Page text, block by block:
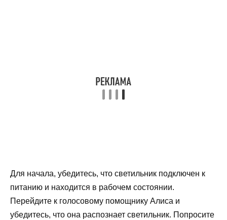
Для начала, убедитесь, что светильник подключен к
питанию и находится в рабочем состоянии.
Перейдите к голосовому помощнику Алиса и
убедитесь, что она распознает светильник. Попросите